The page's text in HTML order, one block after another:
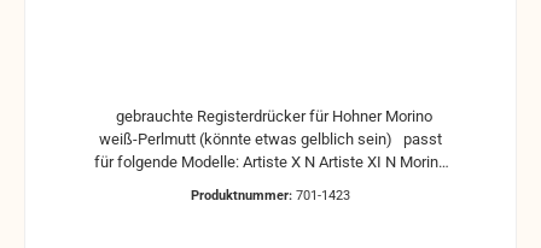
weiß-Perlmutt (könnte etwas gelblich sein) passt
für folgende Modelle: Artiste X N Artiste XI N Morino
Produktnummer: 701-1423